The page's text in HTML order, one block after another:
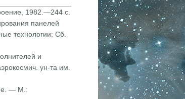
1982.—244 с.
панелей
технологии: Сб.
и
ун-та им.
— М.: